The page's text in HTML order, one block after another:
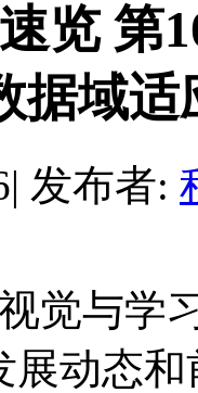
览 第
据域适
| 发布者:
觉与学
展动态